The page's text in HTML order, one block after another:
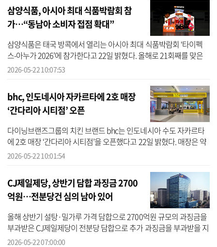
삼양식품, 아시아 최대 식품박람회 참
가…“동남아 소비자 접점 확대”
삼양식품은 태국 방콕에서 열리는 아시아 최대 식품박람회 ‘타이펙
스-아누가 2026’에 참가한다고 22일 밝혔다. 올해로 21회째를 맞은
타이펙스-아누가는 태국 상무부 국제무역진흥국(DITP)과 태국상공
2026-05-22 10:07:53
bhc, 인도네시아 자카르타에 2호 매장
‘간다리아 시티점’ 오픈
다이닝브랜즈그룹의 치킨 브랜드 bhc는 인도네시아 수도 자카르타
에 2호 매장 ‘간다리아 시티점’을 오픈했다고 22일 밝혔다. 매장은 약
40평, 74석 규모의 넓은 공간으로 브랜드를 상징하는 색상인 노란색
2026-05-22 10:01:54
CJ제일제당, 상반기 담합 과징금 2700
억원…전분당건 심의 남아 있어
올해 상반기 설탕·밀가루 가격 담합으로 2700억원 규모의 과징금을
부과받은 CJ제일제당이 전분당 담합으로 추가 과징금을 부과받을 지
관심이 쏠리고 있다. 공정거래위원회는 전분당 담합 사건 심의를 오
2026-05-22 07:00:00